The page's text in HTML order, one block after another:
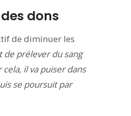
dons
de diminuer les
de prélever du sang
il va puiser dans
se poursuit par